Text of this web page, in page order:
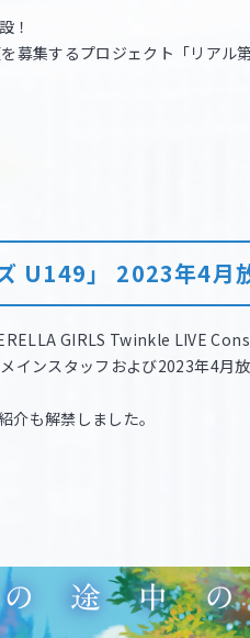
！
集するプロジェクト「リアル
U149」 2023年4月
GIRLS Twinkle LIVE
ンスタッフおよび2023年4月
も解禁しました。